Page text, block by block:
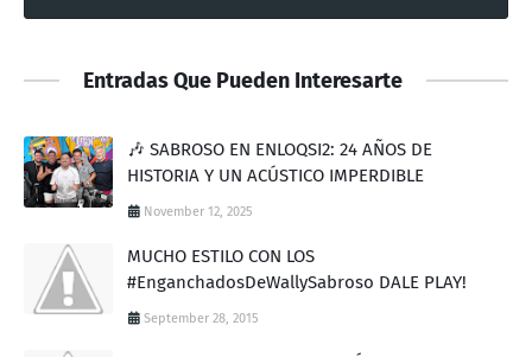
Entradas Que Pueden Interesarte
🎶 SABROSO EN ENLOQSI2: 24 AÑOS DE
HISTORIA Y UN ACÚSTICO IMPERDIBLE
November 12, 2025
MUCHO ESTILO CON LOS
#EnganchadosDeWallySabroso DALE PLAY!
September 28, 2015